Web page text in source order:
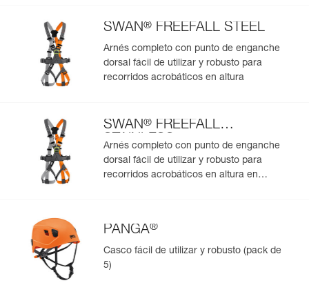
cargará automáticamente.
Importe y exporte de forma sencilla los datos de sus EPI.
Consulte el historial de un producto desde su fecha de
fabricación.
SWAN® FREEFALL STEEL
Arnés completo con punto de enganche
dorsal fácil de utilizar y robusto para
recorridos acrobáticos en altura
SWAN® FREEFALL
STAINLESS
Arnés completo con punto de enganche
dorsal fácil de utilizar y robusto para
recorridos acrobáticos en altura en
PANGA®
Casco fácil de utilizar y robusto (pack de
5)